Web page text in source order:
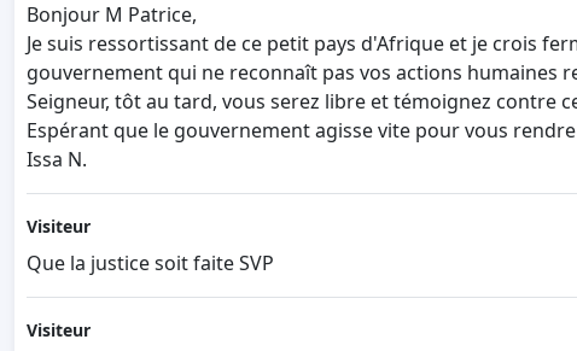
Bonjour M Patrice,
Je suis ressortissant de ce petit pays d'Afrique et je crois
gouvernement qui ne reconnaît pas vos actions humaines
Seigneur, tôt au tard, vous serez libre et témoignez contre
Espérant que le gouvernement agisse vite pour vous
Issa N.
Visiteur
Que la justice soit faite SVP
Visiteur